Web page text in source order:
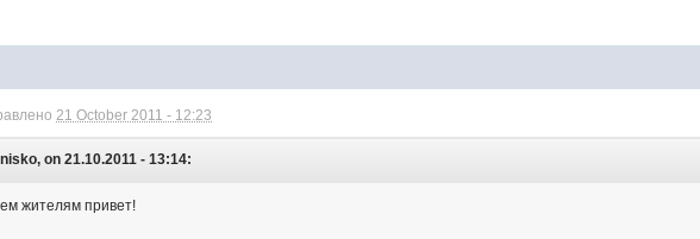
21 October 2011 - 12:23
on 21.10.2011 - 13:14:
жителям привет!